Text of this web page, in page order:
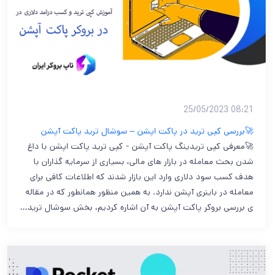
08:21 25/05/2023
🚀بررسی کپی ترید در پاکت اپشن – سوشال ترید پاکت آپشن
🚀معرفی کپی تریدینگ پاکت آپشن - کپی ترید پاکت اپشن با داغ
شدن بحث معامله در بازار های مالی، بسیاری از سرمایه گذاران با
هدف کسب سود دلاری وارد این بازار شدند که اطلاعات کافی برای
معامله در باینری آپشن ندارد. به همین منظور همانطور که در مقاله
ی بررسی بروکر پاکت آپشن به آن اشاره کردیم، بخش سوشال ترید…